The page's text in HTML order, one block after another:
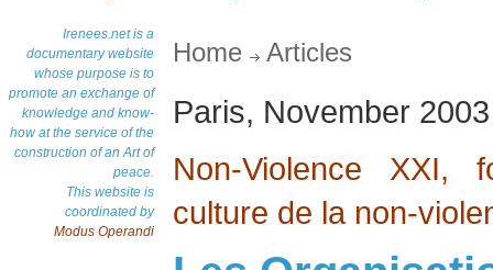
Irenees.net is a
documentary website
whose purpose is to
promote an exchange of
knowledge and know-
how at the service of the
construction of an Art of
peace.
This website is
coordinated by
Modus Operandi
Home Articles
Paris, November 2003
Non-Violence XXI,
culture de la non-